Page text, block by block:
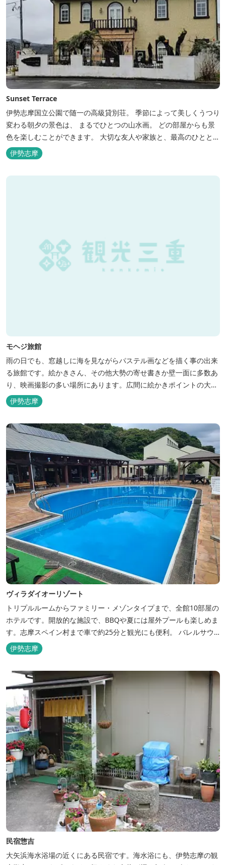
Sunset Terrace
伊勢志摩国立公園で随一の高級貸別荘。 季節によって美しくうつり
変わる朝夕の景色は、 まるでひとつの山水画。 どの部屋からも景
色を楽しむことができます。 大切な友人や家族と、最高のひととき
を。 1日1組限定とさせていただいております。 完全にプライベー
トでご利用いただけます。
伊勢志摩
モヘジ旅館
雨の日でも、窓越しに海を見ながらパステル画などを描く事の出来
る旅館です。絵かきさん、その他大勢の寄せ書きか壁一面に多数あ
り、映画撮影の多い場所にあります。広間に絵かきポイントの大地
図がありますので合宿の際などの打ち合わせも行えます。
伊勢志摩
ヴィラダイオーリゾート
トリプルルームからファミリー・メゾンタイプまで、全館10部屋の
ホテルです。開放的な施設で、BBQや夏には屋外プールも楽しめま
す。志摩スペイン村まで車で約25分と観光にも便利。 バレルサウ
ナをはじめました。
伊勢志摩
民宿惣吉
大矢浜海水浴場の近くにある民宿です。海水浴にも、伊勢志摩の観